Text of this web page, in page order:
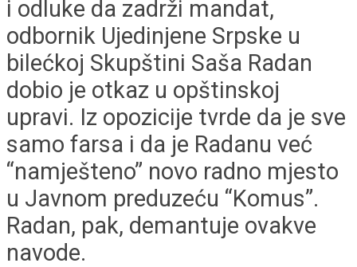
i odluke da zadrži mandat,
odbornik Ujedinjene Srpske u
bilećkoj Skupštini Saša Radan
dobio je otkaz u opštinskoj
upravi. Iz opozicije tvrde da je sve
samo farsa i da je Radanu već
“namješteno” novo radno mjesto
u Javnom preduzeću “Komus”.
Radan, pak, demantuje ovakve
navode.